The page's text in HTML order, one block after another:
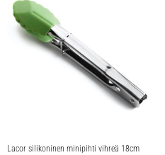
Lacor silikoninen minipihti vihreä 18cm